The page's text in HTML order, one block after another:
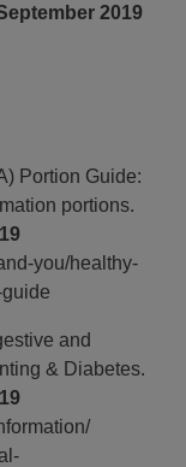
2019
Portion Guide:
portions.
you/healthy-
and
& Diabetes.